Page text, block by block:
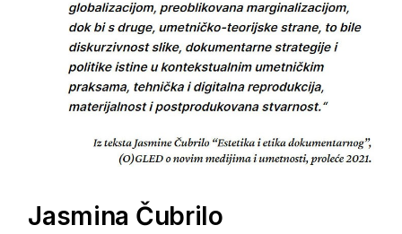
Jasmina Čubrilo